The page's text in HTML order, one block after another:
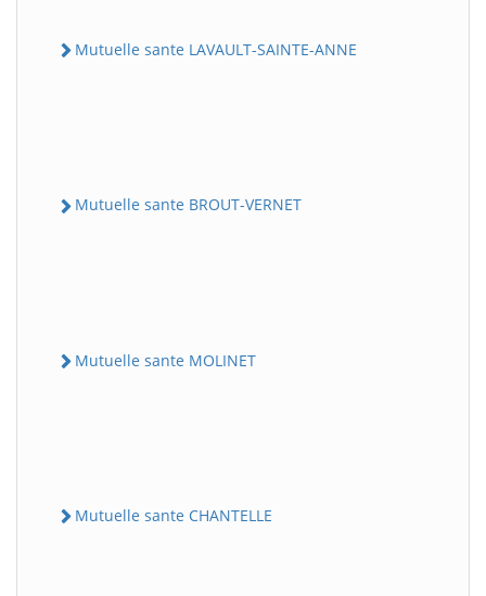
Mutuelle sante LAVAULT-SAINTE-ANNE
Mutuelle sante BROUT-VERNET
Mutuelle sante MOLINET
Mutuelle sante CHANTELLE